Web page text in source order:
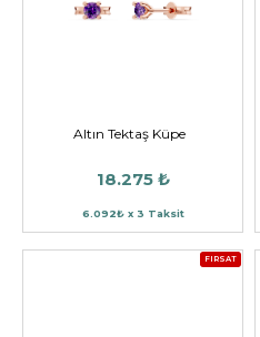
Altın Tektaş Küpe
18.275 ₺
6.092₺ x 3 Taksit
FIRSAT